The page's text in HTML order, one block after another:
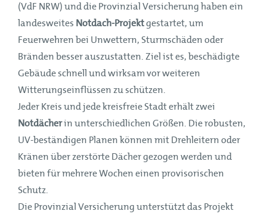
(VdF NRW) und die Provinzial Versicherung haben ein
landesweites Notdach-Projektgestartet, um
Feuerwehren bei Unwettern, Sturmschäden oder
Bränden besser auszustatten. Ziel ist es, beschädigte
Gebäude schnell und wirksam vor weiteren
Witterungseinflüssen zu schützen.
Jeder Kreis und jede kreisfreie Stadt erhält zwei
Notdächerin unterschiedlichen Größen. Die robusten,
UV-beständigen Planen können mit Drehleitern oder
Kränen über zerstörte Dächer gezogen werden und
bieten für mehrere Wochen einen provisorischen
Schutz.
Die Provinzial Versicherung unterstützt das Projekt